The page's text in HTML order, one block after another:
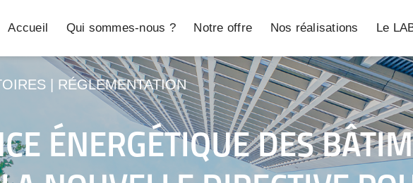
Accueil Qui sommes-nous ? Notre offre Nos réalisations Le
RÉGLEMENTATION
ÉNERGÉTIQUE DES